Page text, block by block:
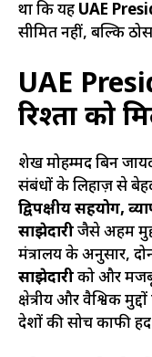
था कि यह UAE
सीमित नहीं, बल्कि
UAE
रिश्तों को
शेख मोहम्मद बिन
संबंधों के लिहाज़ से बेहद
द्विपक्षीय सहयोग,
साझेदारीजैसे अहम
मंत्रालय के अनुसार,
साझेदारीको और
क्षेत्रीय और वैश्विक
देशों की सोच काफी